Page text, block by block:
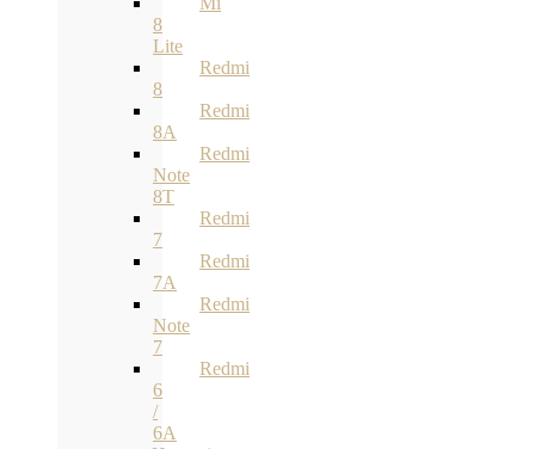
8
Lite
Redmi
8
Redmi
8A
Redmi
Note
8T
Redmi
7
Redmi
7A
Redmi
Note
7
Redmi
6
/
6A